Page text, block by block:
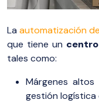
La automatización
que tiene un
tales como:
Márgenes
gestión logística